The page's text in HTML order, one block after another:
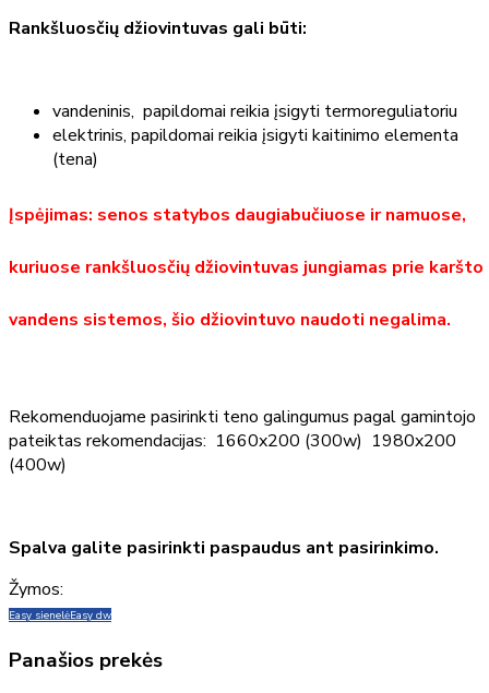
Rankšluosčių džiovintuvas gali būti:
vandeninis, papildomai reikia įsigyti termoreguliatoriu
elektrinis, papildomai reikia įsigyti kaitinimo elementa
(tena)
Įspėjimas: senos statybos daugiabučiuose ir namuose,
kuriuose rankšluosčių džiovintuvas jungiamas prie karšto
vandens sistemos, šio džiovintuvo naudoti negalima.
Rekomenduojame pasirinkti teno galingumus pagal gamintojo
pateiktas rekomendacijas: 1660x200 (300w) 1980x200
(400w)
Spalva galite pasirinkti paspaudus ant pasirinkimo.
Žymos:
Easy sienelėEasy dw
Panašios prekės